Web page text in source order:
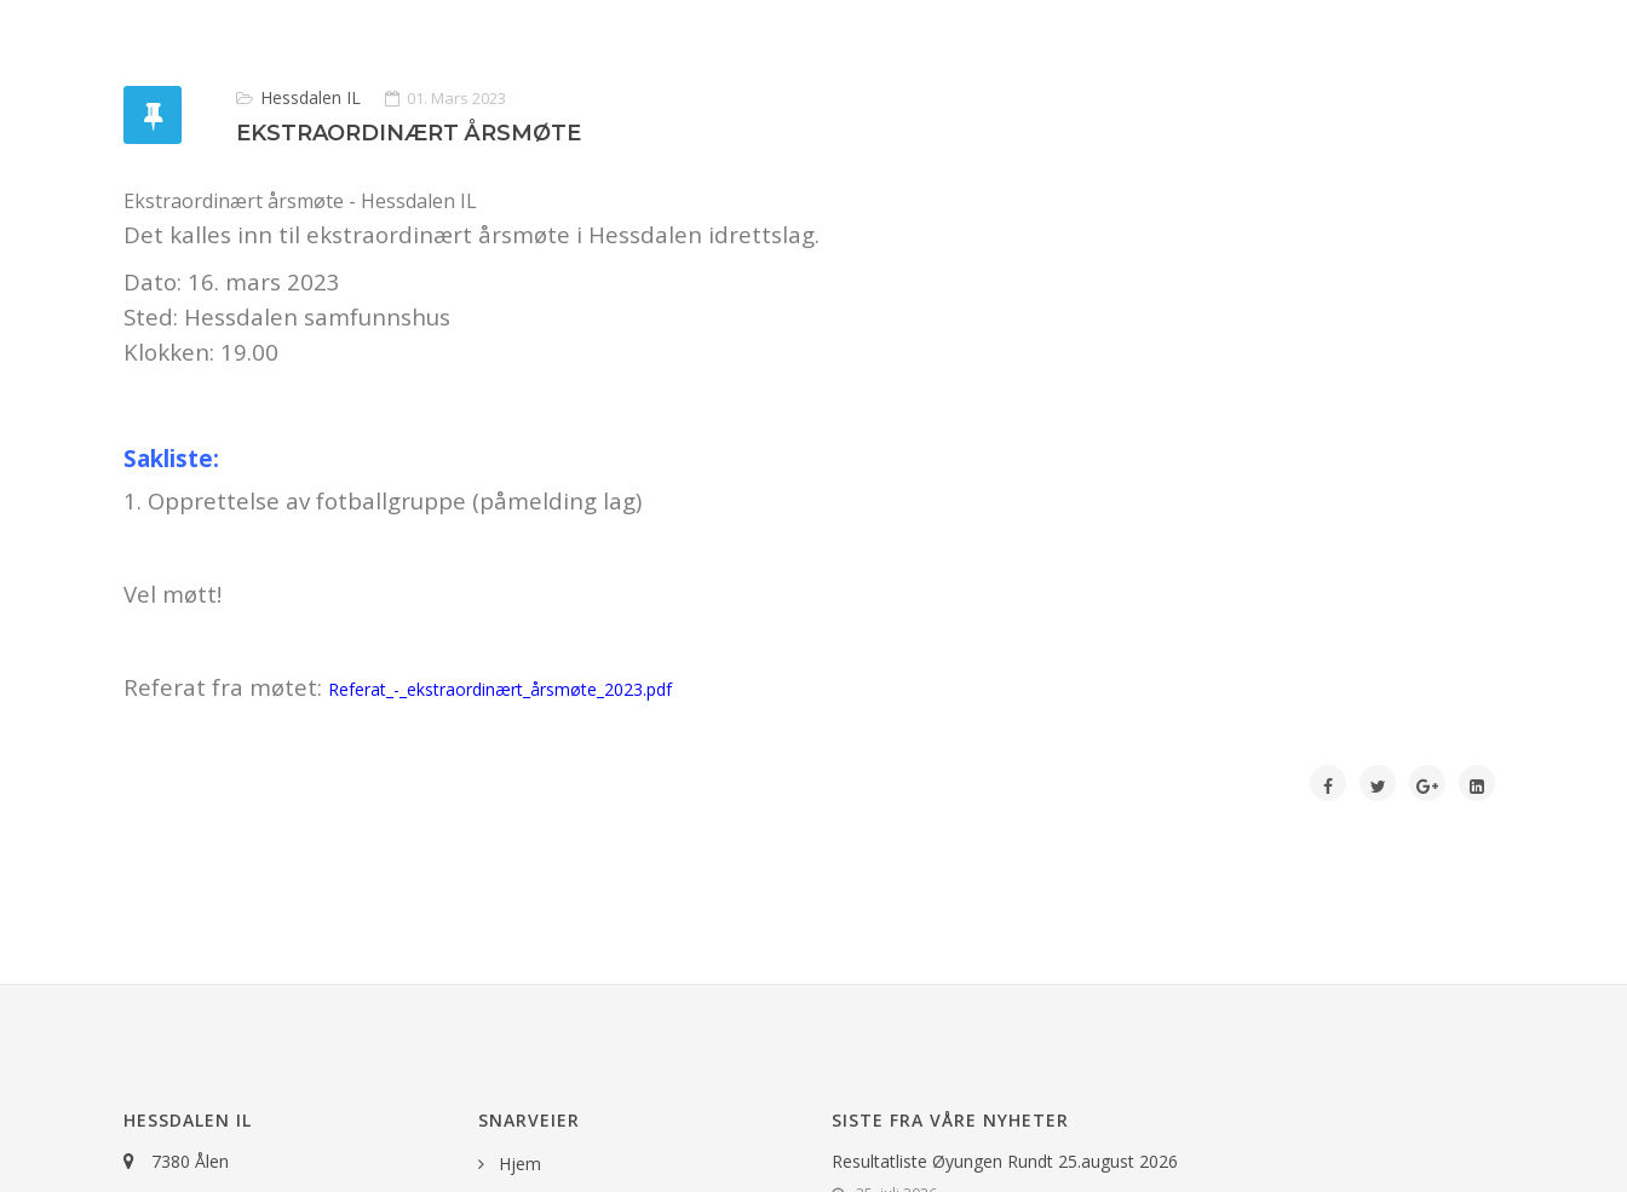
Hessdalen IL 01. Mars 2023
EKSTRAORDINÆRT ÅRSMØTE
Ekstraordinært årsmøte - Hessdalen IL
Det kalles inn til ekstraordinært årsmøte i Hessdalen idrettslag.
Dato: 16. mars 2023
Sted: Hessdalen samfunnshus
Klokken: 19.00
Sakliste:
1. Opprettelse av fotballgruppe (påmelding lag)
Vel møtt!
Referat fra møtet: Referat_-_ekstraordinært_årsmøte_2023.pdf
HESSDALEN IL
7380 Ålen
SNARVEIER
Hjem
SISTE FRA VÅRE NYHETER
Resultatliste Øyungen Rundt 25.august 2026